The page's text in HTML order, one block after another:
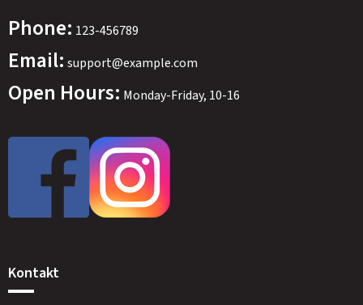
Phone: 123-456789
Email: support@example.com
Open Hours: Monday-Friday, 10-16
Kontakt